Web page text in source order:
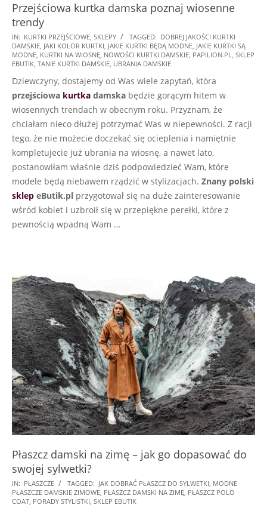
Przejściowa kurtka damska poznaj wiosenne
trendy
2026-
02-
11
IN: KURTKI PRZEJŚCIOWE, SKLEPY TAGGED: DOBREJ JAKOŚCI KURTKI
DAMSKIE, JAKI KOLOR KURTKI, JAKIE KURTKI BĘDĄ MODNE, JAKIE KURTKI SĄ
MODNE, KURTKI NA WIOSNĘ, NOWOŚCI KURTKI DAMSKIE, PAPILION.PL, SKLEP
EBUTIK, TANIE KURTKI DAMSKIE, UBRANIA DAMSKIE
Dziewczyny, dostajemy od Was wiele zapytań, która
przejściowa kurtka damska będzie gorącym hitem w
wiosennych trendach w obecnym roku. Przyznam, że
chciałam nieco dłużej potrzymać Was w niepewności. Z racji
tego, że nie możecie doczekać się ocieplenia i namiętnie
kompletujecie już ubrania na wiosnę, a nawet lato,
postanowiłam właśnie dziś podpowiedzieć Wam, które
modele będą niebawem rządzić w stylizacjach. Znany polski
sklep eButik.pl przygotował się na duże zainteresowanie
wśród kobiet i uzbroił się w przepiękne perełki, które z
pewnością wpadną Wam …
Płaszcz damski na zimę – jak go dopasować do
swojej sylwetki?
2025-
12-
IN: PŁASZCZE TAGGED: JAK DOBRAĆ PŁASZCZ DO SYLWETKI, MODNE
PŁASZCZE DAMSKIE ZIMOWE, PŁASZCZ DAMSKI NA ZIMĘ, PŁASZCZ POLO
COAT, PORADY STYLISTKI, SKLEP EBUTIK